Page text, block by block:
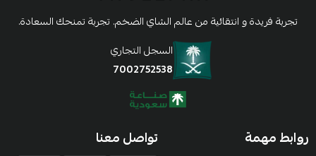
تجربة فريدة و انتقائية من عالم الشاي الضخم. تجربة تمنحك السعادة.
السجل التجاري
7002752538
روابط مهمة تواصل معنا